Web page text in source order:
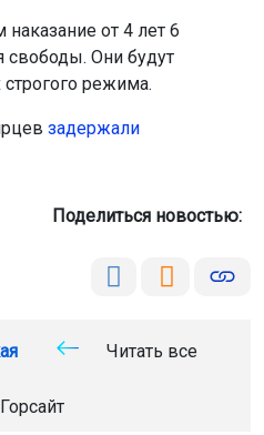
от 4 лет 6
свободы. Они будут
режима.
задержали
Поделиться новостью:
Читать все